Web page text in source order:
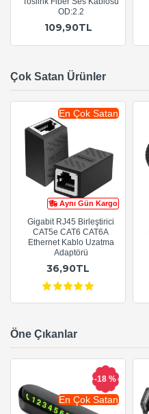
OD:2.2
109,90TL
Çok Satan Ürünler
Aynı Gün Kargo
En Çok Satan
Gigabit RJ45 Birleştirici
CAT5e CAT6 CAT6A
Ethernet Kablo Uzatma
Adaptörü
36,90TL
Öne Çıkanlar
En Çok Satan
-18 %